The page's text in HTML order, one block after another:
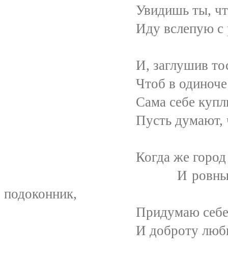
Увидишь ты, что я
Иду вслепую с риском
И, заглушив
Чтоб в одиночестве
Сама себе куплю
Пусть думают, что
Когда же город
И ровный свет
подоконник,
Придумаю себе я
И доброту любимого